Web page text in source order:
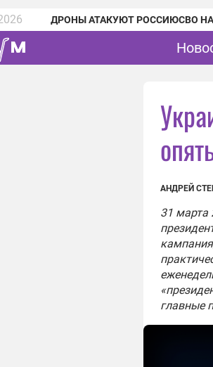
ДРОНЫ АТАКУЮТ РОССИЮСВО
АНДРЕЙ
31 марта
главные